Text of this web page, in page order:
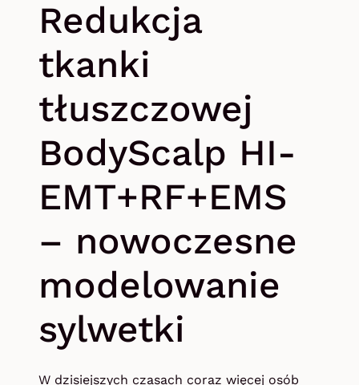
Redukcja
tkanki
tłuszczowej
BodyScalp HI-
EMT+RF+EMS
– nowoczesne
modelowanie
sylwetki
W dzisiejszych czasach coraz więcej osób